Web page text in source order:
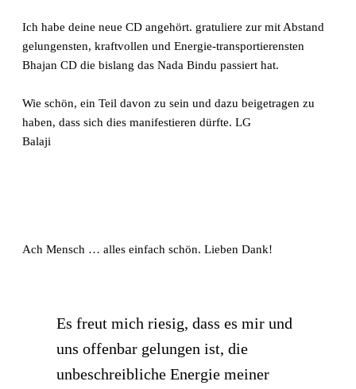
Ich habe deine neue CD angehört. gratuliere zur mit Abstand
gelungensten, kraftvollen und Energie-transportierensten
Bhajan CD die bislang das Nada Bindu passiert hat.
Wie schön, ein Teil davon zu sein und dazu beigetragen zu
haben, dass sich dies manifestieren dürfte. LG
Balaji
Ach Mensch … alles einfach schön. Lieben Dank!
Es freut mich riesig, dass es mir und
uns offenbar gelungen ist, die
unbeschreibliche Energie meiner